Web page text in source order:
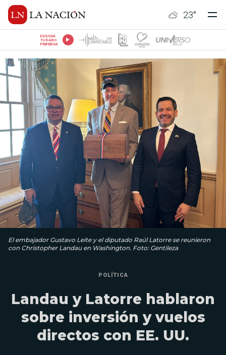
23°
ESCUCHÁ
TU RADIO
PREFERIDA
El embajador Gustavo Leite y el diputado Raúl Latorre se reunieron
con Christopher Landau en Washington. Foto: Gentileza
POLÍTICA
Landau y Latorre hablaron
sobre inversión y vuelos
directos con EE. UU.